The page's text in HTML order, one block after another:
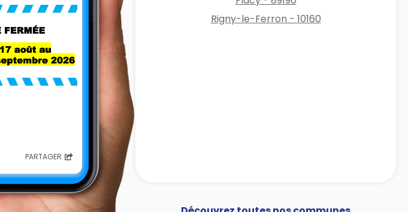
PARTAGER
Rigny-le-Ferron - 10160